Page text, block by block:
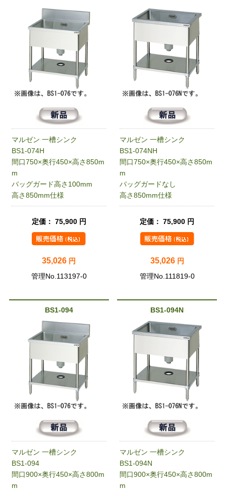
マルゼン 一槽シンク
BS1-074H
間口750×奥行450×高さ850m
m
バッグガード高さ100mm
高さ850mm仕様
定価： 75,900 円
35,026 円
管理No.113197-0
マルゼン 一槽シンク
BS1-074NH
間口750×奥行450×高さ850m
m
バッグガードなし
高さ850mm仕様
定価： 75,900 円
35,026 円
管理No.111819-0
BS1-094
マルゼン 一槽シンク
BS1-094
間口900×奥行450×高さ800m
m
BS1-094N
マルゼン 一槽シンク
BS1-094N
間口900×奥行450×高さ800m
m